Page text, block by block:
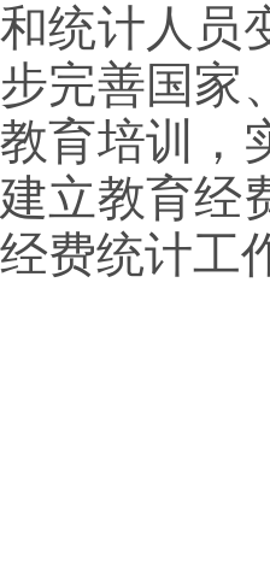
和统计人员
步完善国家
教育培训，
建立教育经
经费统计工